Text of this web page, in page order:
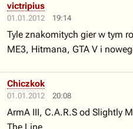
01.01.2012 19:14
victripius
Tyle znakomitych gier w tym
ME3, Hitmana, GTA V i
01.01.2012 20:08
Chiczkok
ArmA III, C.A.R.S od Slightly